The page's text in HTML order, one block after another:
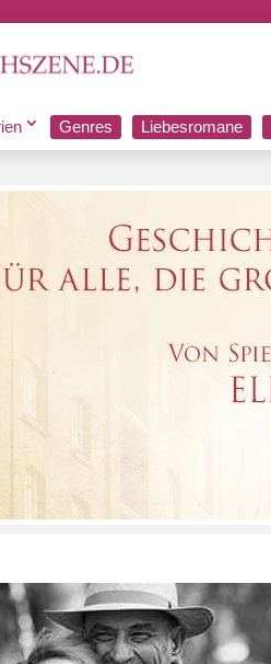
Genres Liebesromane